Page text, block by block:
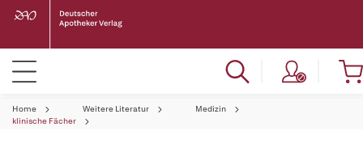
Home Weitere Literatur
Medizin
klinische Fächer